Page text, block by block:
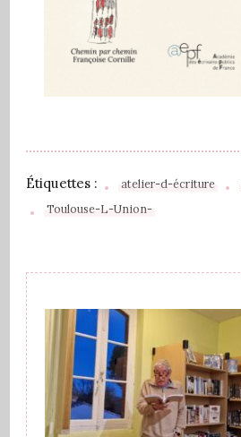
Étiquettes : atelier-d-écriture
Toulouse-L-Union-